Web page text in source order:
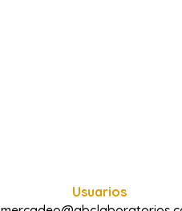
Usuarios